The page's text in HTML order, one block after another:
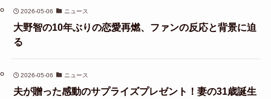
2026-05-06 ニュース
大野智の10年ぶりの恋愛再燃、ファンの反応と背景に迫
る
2026-05-06 ニュース
夫が贈った感動のサプライズプレゼント！妻の31歳誕生